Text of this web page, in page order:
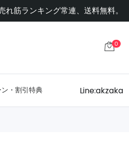
筋ランキング常連、送料無料。
0
・割引特典 Line:akzaka